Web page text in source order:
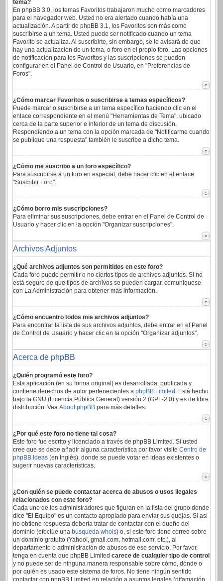
tema?
En phpBB 3.0, los temas Favoritos trabajaron mucho como marcadores
para el navegador web. Usted no era alertado cuando había una
actualización. A partir de phpBB 3.1, los Favoritos son más como
suscribirse a un tema. Usted puede ser notificado cuando un tema
Favorito se actualiza. Al suscribirte, sin embargo, se le avisará de que
hay una actualización de un tema, o foro en el propio foro. Las opciones
de notificación para los Favoritos y las suscripciones se pueden
configurar en el Panel de Control de Usuario, en "Preferencias de
Foros".
¿Cómo marcar Favoritos o suscribirse a temas específicos?
Puede marcar o suscribirse a un tema específico haciendo clic en el
enlace correspondiente en el menú "Herramientas de Tema", ubicado
cerca de la parte superior e inferior de un tema de discusión.
Respondiendo a un tema con la opción marcada de "Notificarme cuando
se publique una respuesta" también le suscribe a dicho tema.
¿Cómo me suscribo a un foro específico?
Para suscribirse a un foro en especial, debe hacer clic en el enlace
"Suscribir Foro".
¿Cómo borro mis suscripciones?
Para eliminar sus suscripciones, debe entrar en el Panel de Control de
Usuario y hacer clic en la opción "Organizar suscripciones".
Archivos Adjuntos
¿Qué archivos adjuntos son permitidos en este foro?
Cada foro puede permitir o no ciertos tipos de archivos adjuntos. Si no
está seguro de que tipos de archivos se pueden cargar, comuníquese
con La Administración para obtener más información.
¿Cómo encuentro todos mis archivos adjuntos?
Para encontrar la lista de sus archivos adjuntos, debe entrar en el Panel
de Control de Usuario y hacer clic en la opción "Organizar adjuntos".
Acerca de phpBB
¿Quién programó este foro?
Esta aplicación (en su forma original) es desarrollada, publicada y
contiene derechos de autor pertenecientes a phpBB Limited . Está hecho
bajo la GNU (Licencia Pública General) versión 2 (GPL-2.0) y es de libre
distribución. Vea About phpBB para más detalles.
¿Por qué este foro no tiene tal cosa?
Este foro fue escrito y licenciado a través de phpBB Limited. Si usted
cree que se debe añadir alguna característica por favor visite Centro de
phpBB Ideas (en Inglés), donde se puede votar en ideas existentes o
sugerir nuevas características.
¿Con quién se puede contactar acerca de abusos o usos ilegales
relacionados con este foro?
Cada uno de los administradores que figuran en la lista del grupo donde
dice "El Equipo" es un contacto apropiado para enviar sus quejas. Si así
no obtiene respuesta debería tratar de contactar con el dueño del
dominio (efectúe una búsqueda whois) o, si este foro tiene correo sobre
un dominio gratuito (Yahoo!, gmail.com, hotmail.com, etc.), al
departamento o administración de abusos de ese servicio. Por favor,
tenga en cuenta que phpBB Limited carece de cualquier tipo de control
y no puede ser de ninguna manera responsable sobre cómo, dónde o
por quién es usado este sistema de foros. No tiene ningún sentido
contactar con phpBB Limited en relación a asuntos legales (difamación,